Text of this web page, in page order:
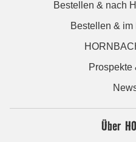
Bestellen & nach
Bestellen & im
Prospekte
Über